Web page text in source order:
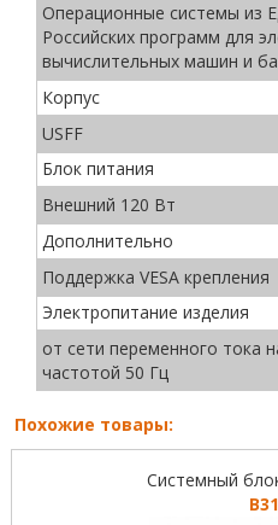
Операционные системы из
Российских программ для
вычислительных машин и
Корпус
USFF
Блок питания
Внешний 120 Вт
Дополнительно
Поддержка VESA крепления
Электропитание изделия
от сети переменного тока
частотой 50 Гц
Похожие товары:
Системный